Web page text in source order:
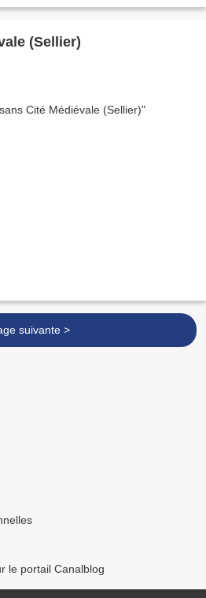
(Sellier)
suivante >
le portail Canalblog